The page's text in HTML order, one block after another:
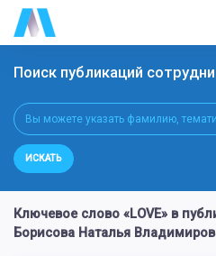
Поиск публикаций
ИСКАТЬ
Ключевое слово «LOVE» в
Борисова Наталья